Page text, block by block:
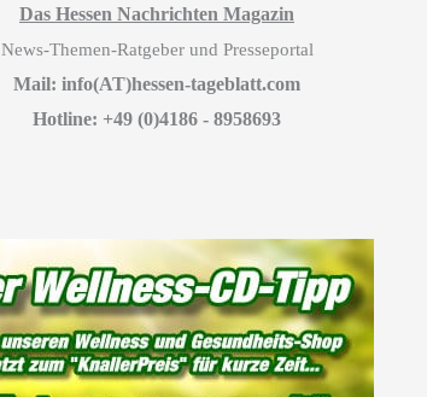
Das Hessen Nachrichten Magazin
News-Themen-Ratgeber und Presseportal
Mail: info(AT)hessen-tageblatt.com
Hotline: +49 (0)4186 - 8958693